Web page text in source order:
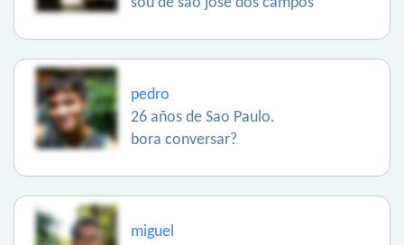
pedro
26 años de Sao Paulo.
bora conversar?
miguel